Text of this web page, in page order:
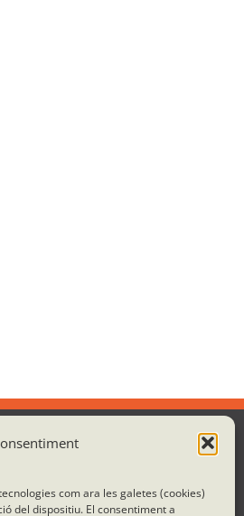
com ara les galetes (cookies)
del dispositiu. El consentiment a